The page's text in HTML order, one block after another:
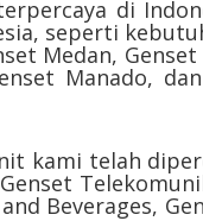
di
seperti
Medan,
Manado,
kami telah
Beverages,